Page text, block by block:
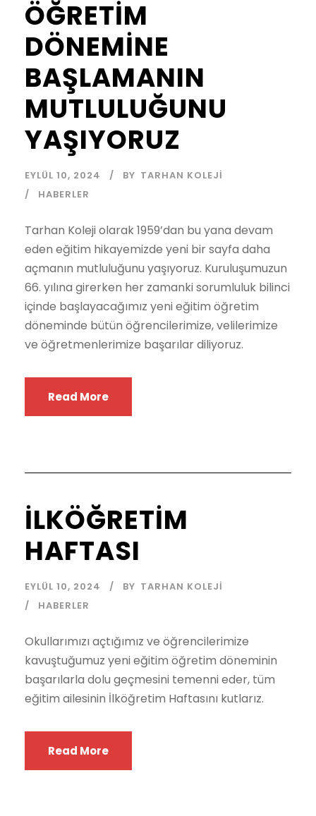
ÖĞRETİM
DÖNEMİNE
BAŞLAMANIN
MUTLULUĞUNU
YAŞIYORUZ
EYLÜL 10, 2024 BY TARHAN KOLEJI
HABERLER
Tarhan Koleji olarak 1959’dan bu yana devam
eden eğitim hikayemizde yeni bir sayfa daha
açmanın mutluluğunu yaşıyoruz. Kuruluşumuzun
66. yılına girerken her zamanki sorumluluk bilinci
içinde başlayacağımız yeni eğitim öğretim
döneminde bütün öğrencilerimize, velilerimize
ve öğretmenlerimize başarılar diliyoruz.
Read More
İLKÖĞRETİM
HAFTASI
EYLÜL 10, 2024 BY TARHAN KOLEJI
HABERLER
Okullarımızı açtığımız ve öğrencilerimize
kavuştuğumuz yeni eğitim öğretim döneminin
başarılarla dolu geçmesini temenni eder, tüm
eğitim ailesinin İlköğretim Haftasını kutlarız.
Read More